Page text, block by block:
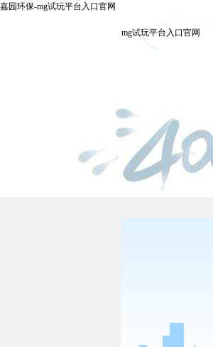
嘉园环保-mg试玩平台入口官网
mg试玩平台入口官网